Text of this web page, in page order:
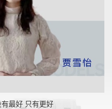
最好 只有更好